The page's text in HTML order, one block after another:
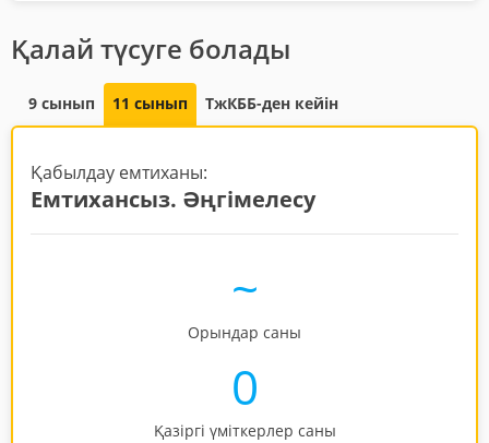
Қалай түсуге болады
9 сынып 11 сынып ТжКББ-ден кейін
Қабылдау емтиханы:
Емтихансыз. Әңгімелесу
~
Орындар саны
0
Қазіргі үміткерлер саны